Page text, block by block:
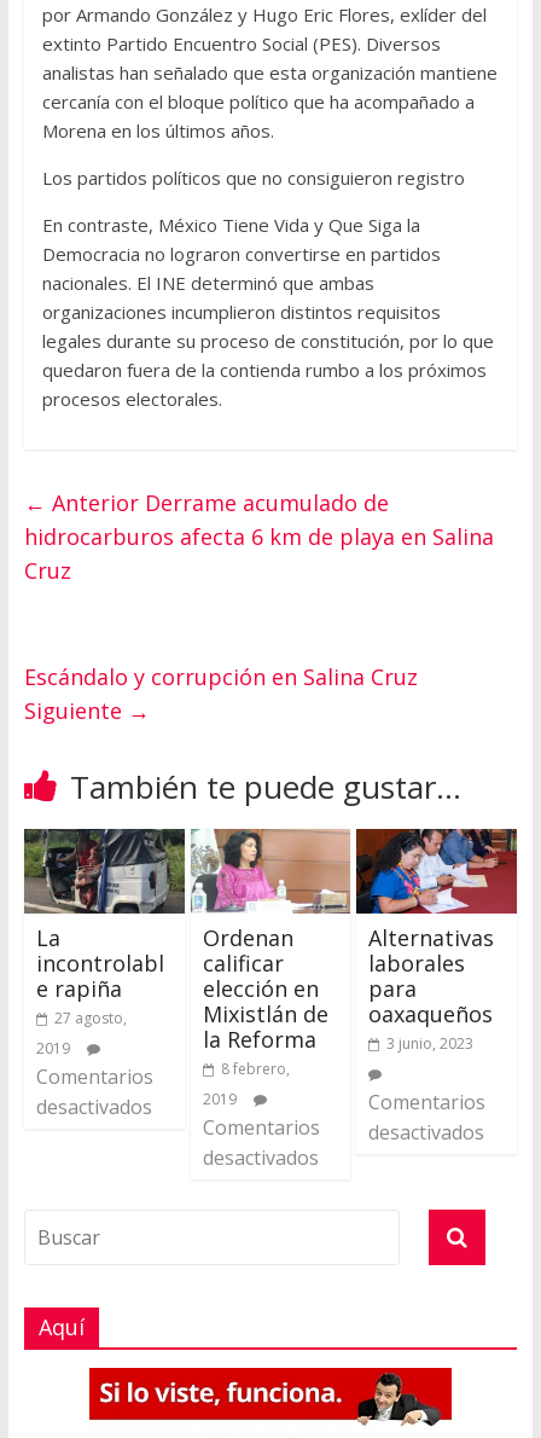
por Armando González y Hugo Eric Flores, exlíder del
extinto Partido Encuentro Social (PES). Diversos
analistas han señalado que esta organización mantiene
cercanía con el bloque político que ha acompañado a
Morena en los últimos años.
Los partidos políticos que no consiguieron registro
En contraste, México Tiene Vida y Que Siga la
Democracia no lograron convertirse en partidos
nacionales. El INE determinó que ambas
organizaciones incumplieron distintos requisitos
legales durante su proceso de constitución, por lo que
quedaron fuera de la contienda rumbo a los próximos
procesos electorales.
← AnteriorDerrame acumulado de
hidrocarburos afecta 6 km de playa en Salina
Cruz
Escándalo y corrupción en Salina Cruz
Siguiente →
También te puede gustar...
La
incontrolabl
e rapiña
27 agosto,
2019
Comentarios
desactivados
Ordenan
calificar
elección en
Mixistlán de
la Reforma
8 febrero,
2019
Comentarios
desactivados
Alternativas
laborales
para
oaxaqueños
3 junio, 2023
Comentarios
desactivados
Aquí